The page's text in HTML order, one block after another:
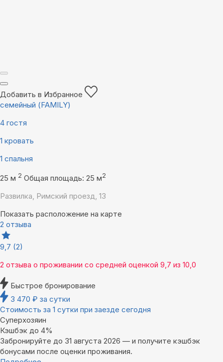
Добавить в Избранное
семейный (FAMILY)
4 гостя
1 кровать
1 спальня
25 м 2 Общая площадь: 25 м2
Развилка, Римский проезд, 13
Показать расположение на карте
2 отзыва
9,7 (2)
2 отзыва о проживании со средней оценкой 9,7 из 10,0
Быстрое бронирование
3 470 ₽ за сутки
Стоимость за 1 сутки при заезде сегодня
Суперхозяин
Кэшбэк до 4%
Забронируйте до 31 августа 2026 — и получите кэшбэк
бонусами после оценки проживания.